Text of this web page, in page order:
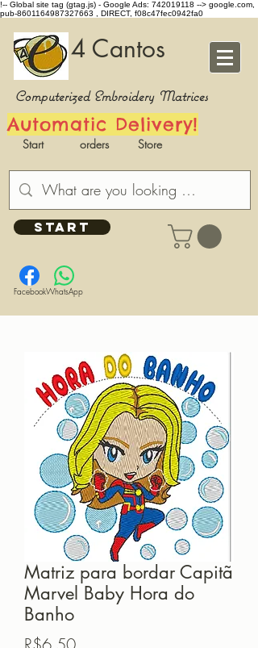
!-- Global site tag (gtag.js) - Google Ads: 742019118 --> google.com,
pub-8601164987327663 , DIRECT, f08c47fec0942fa0
4 Cantos
Computerized Embroidery Matrices
Automatic Delivery!
Start orders Store
START
FacebookWhatsApp
Matriz para bordar Capitã
Marvel Baby Hora do
Banho